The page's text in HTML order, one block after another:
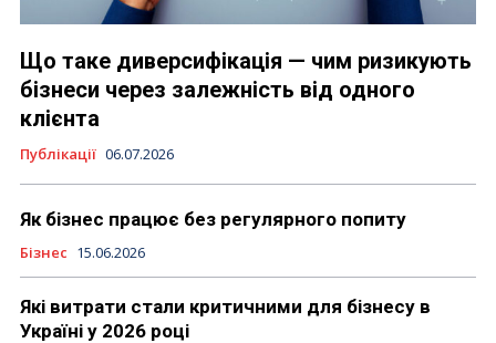
Що таке диверсифікація — чим ризикують
бізнеси через залежність від одного
клієнта
Публікації 06.07.2026
Як бізнес працює без регулярного попиту
Бізнес 15.06.2026
Які витрати стали критичними для бізнесу в
Україні у 2026 році